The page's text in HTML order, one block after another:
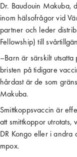
Dr. Baudouin Makuba,
inom hälsofrågor vid
partner och leder
Fellowship) till
–Barn är särskilt
bristen på tidigare
hårdast är de som
Makuba.
Smittkoppsvaccin är
att smittkoppor
DR Kongo eller i andra
mpox.